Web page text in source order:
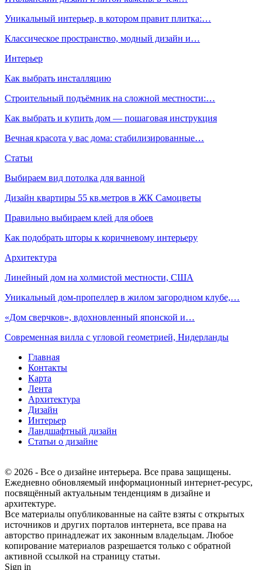
Уникальный интерьер, в котором правит плитка:…
Классическое пространство, модный дизайн и…
Интерьер
Как выбрать инсталляцию
Строительный подъёмник на сложной местности:…
Как выбрать и купить дом — пошаговая инструкция
Вечная красота у вас дома: стабилизированные…
Статьи
Выбираем вид потолка для ванной
Дизайн квартиры 55 кв.метров в ЖК Самоцветы
Правильно выбираем клей для обоев
Как подобрать шторы к коричневому интерьеру
Архитектура
Линейный дом на холмистой местности, США
Уникальный дом-пропеллер в жилом загородном клубе,…
«Дом сверчков», вдохновленный японской и…
Современная вилла с угловой геометрией, Нидерланды
Главная
Контакты
Карта
Лента
Архитектура
Дизайн
Интерьер
Ландшафтный дизайн
Статьи о дизайне
© 2026 - Все о дизайне интерьера. Все права защищены.
Ежедневно обновляемый информационный интернет-ресурс,
посвящённый актуальным тенденциям в дизайне и
архитектуре.
Все материалы опубликованные на сайте взяты с открытых
источников и других порталов интернета, все права на
авторство принадлежат их законным владельцам. Любое
копирование материалов разрешается только с обратной
активной ссылкой на страницу статьи.
Sign in